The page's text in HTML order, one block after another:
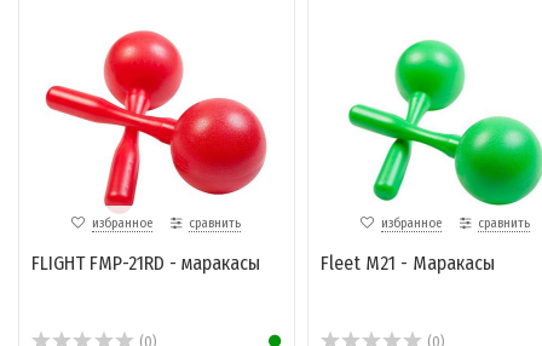
избранное сравнить
FLIGHT FMP-21RD - маракасы
избранное сравнить
Fleet M21 - Маракасы